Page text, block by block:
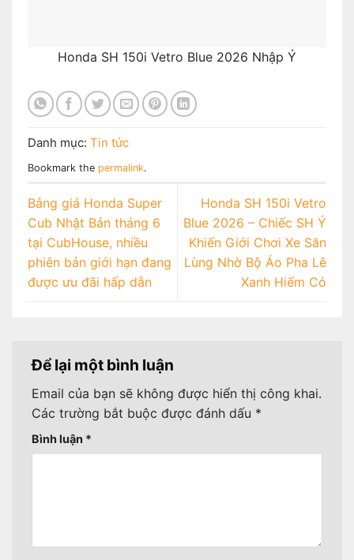
Honda SH 150i Vetro Blue 2026 Nhập Ý
Danh mục: Tin tức
Bookmark the permalink.
Bảng giá Honda Super
Cub Nhật Bản tháng 6
tại CubHouse, nhiều
phiên bản giới hạn đang
được ưu đãi hấp dẫn
Honda SH 150i Vetro
Blue 2026 – Chiếc SH Ý
Khiến Giới Chơi Xe Săn
Lùng Nhờ Bộ Áo Pha Lê
Xanh Hiếm Có
Để lại một bình luận
Email của bạn sẽ không được hiển thị công khai.
Các trường bắt buộc được đánh dấu *
Bình luận *